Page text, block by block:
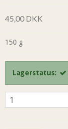
45,00 DKK
150 g
Lagerstatus: